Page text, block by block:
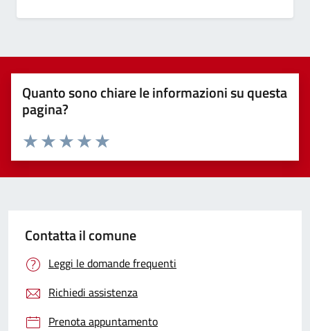
Quanto sono chiare le informazioni su questa
pagina?
Valuta 5 stelle su 5
Valuta 4 stelle su 5
Valuta 3 stelle su 5
Valuta 2 stelle su 5
Valuta 1 stelle su 5
Contatta il comune
Leggi le domande frequenti
Richiedi assistenza
Prenota appuntamento